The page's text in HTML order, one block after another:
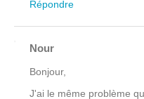
Répondre
Nour
Bonjour,
J'ai le même problème